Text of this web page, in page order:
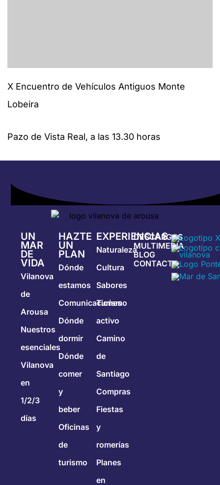
X Encuentro de Vehículos Antiguos Monte
Lobeira
Pazo de Vista Real, a las 13.30 horas
UN
MAR
DE
VIDA
Vilanova
de
Arousa
Nuestros
esenciales
Vilanova
en
1/2/3
días
HAZTE
UN
PLAN
Dónde
estamos
Comunicaciones
Dónde
dormir
Dónde
comer
y
beber
Oficinas
de
turismo
EXPERIENCIAS
Naturaleza
Cultura
Sabores
Turismo
activo
Camino
de
Santiago
Compras
Fiestas
y
romerías
Planes
en
DESCARGAS
MULTIMEDIA
BLOG
CONTACTA